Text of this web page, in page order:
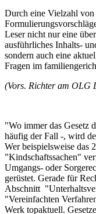
Durch eine Vielzahl
Leser nicht nur eine
ausführliches Inhalts-
sondern auch eine
Fragen im
(Vors. Richter am OLG
"Wo immer das Gesetz
häufig der Fall -, wird
Wer beispielsweise das
"Kindschaftssachen"
Umgangs- oder
gerüstet. Gerade für
Abschnitt
"Vereinfachten
Werk topaktuell.